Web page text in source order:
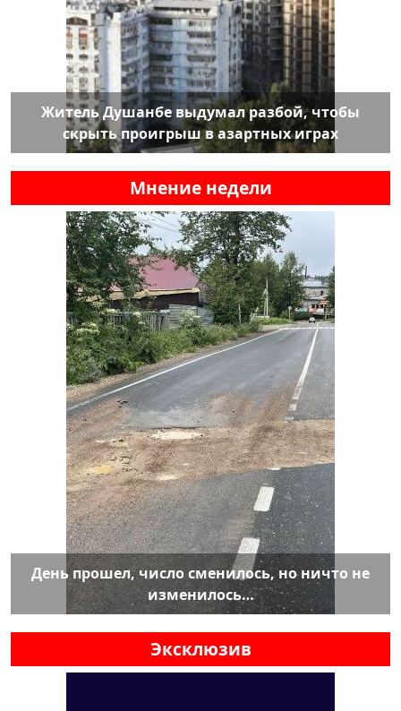
Житель Душанбе выдумал разбой, чтобы
скрыть проигрыш в азартных играх
Мнение недели
День прошел, число сменилось, но ничто не
изменилось…
Эксклюзив